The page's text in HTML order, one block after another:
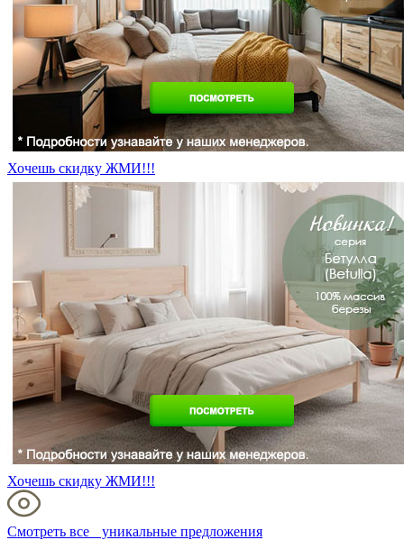
Хочешь скидку ЖМИ!!!
Хочешь скидку ЖМИ!!!
Смотреть все уникальные предложения